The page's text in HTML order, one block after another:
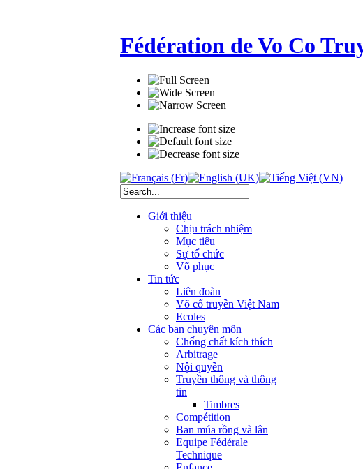
Fédération de Vo Co
Giới thiệu
Chịu trách nhiệm
Mục tiêu
Sự tổ chức
Võ phục
Tin tức
Liên đoàn
Võ cổ truyền Việt Nam
Ecoles
Các ban chuyên môn
Chống chất kích thích
Arbitrage
Nội quyền
Truyền thông và thông
tin
Timbres
Compétition
Ban múa rồng và lân
Equipe Fédérale
Technique